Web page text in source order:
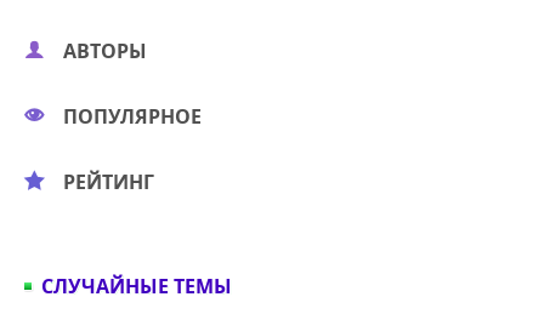
АВТОРЫ
ПОПУЛЯРНОЕ
РЕЙТИНГ
СЛУЧАЙНЫЕ ТЕМЫ